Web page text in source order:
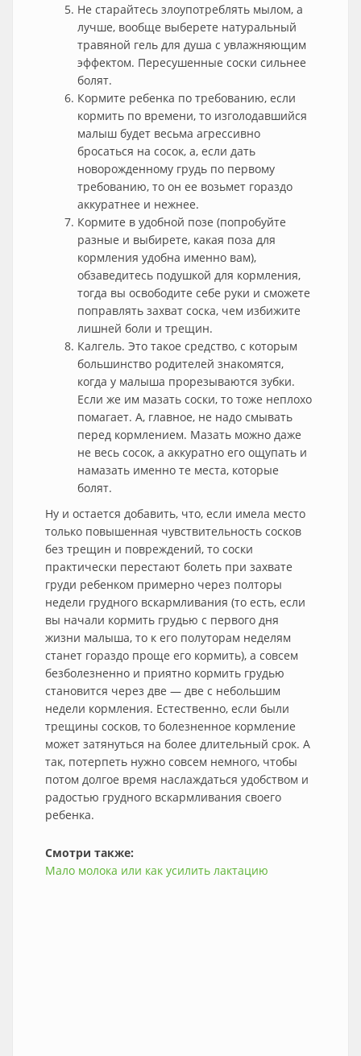
Не старайтесь злоупотреблять мылом, а
лучше, вообще выберете натуральный
травяной гель для душа с увлажняющим
эффектом. Пересушенные соски сильнее
болят.
Кормите ребенка по требованию, если
кормить по времени, то изголодавшийся
малыш будет весьма агрессивно
бросаться на сосок, а, если дать
новорожденному грудь по первому
требованию, то он ее возьмет гораздо
аккуратнее и нежнее.
Кормите в удобной позе (попробуйте
разные и выбирете, какая поза для
кормления удобна именно вам),
обзаведитесь подушкой для кормления,
тогда вы освободите себе руки и сможете
поправлять захват соска, чем избижите
лишней боли и трещин.
Калгель. Это такое средство, с которым
большинство родителей знакомятся,
когда у малыша прорезываются зубки.
Если же им мазать соски, то тоже неплохо
помагает. А, главное, не надо смывать
перед кормлением. Мазать можно даже
не весь сосок, а аккуратно его ощупать и
намазать именно те места, которые
болят.
Ну и остается добавить, что, если имела место
только повышенная чувствительность сосков
без трещин и повреждений, то соски
практически перестают болеть при захвате
груди ребенком примерно через полторы
недели грудного вскармливания (то есть, если
вы начали кормить грудью с первого дня
жизни малыша, то к его полуторам неделям
станет гораздо проще его кормить), а совсем
безболезненно и приятно кормить грудью
становится через две — две с небольшим
недели кормления. Естественно, если были
трещины сосков, то болезненное кормление
может затянуться на более длительный срок. А
так, потерпеть нужно совсем немного, чтобы
потом долгое время наслаждаться удобством и
радостью грудного вскармливания своего
ребенка.
Смотри также:
Мало молока или как усилить лактацию